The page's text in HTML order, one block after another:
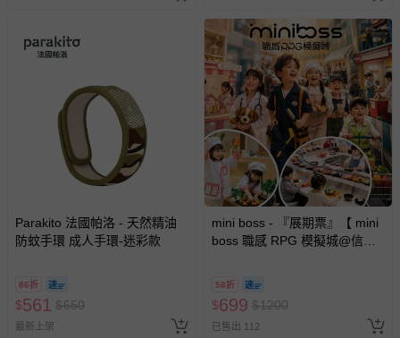
Parakito 法國帕洛 - 天然精油
防蚊手環 成人手環-迷彩款
86折
$561 $650
最新上架
mini boss - 『展期票』【 mini
boss 職感 RPG 模擬城@信義
期作廢) (兒童票(2歲以上)贈一
名陪伴成人)
58折
$699 $1200
已售出 112